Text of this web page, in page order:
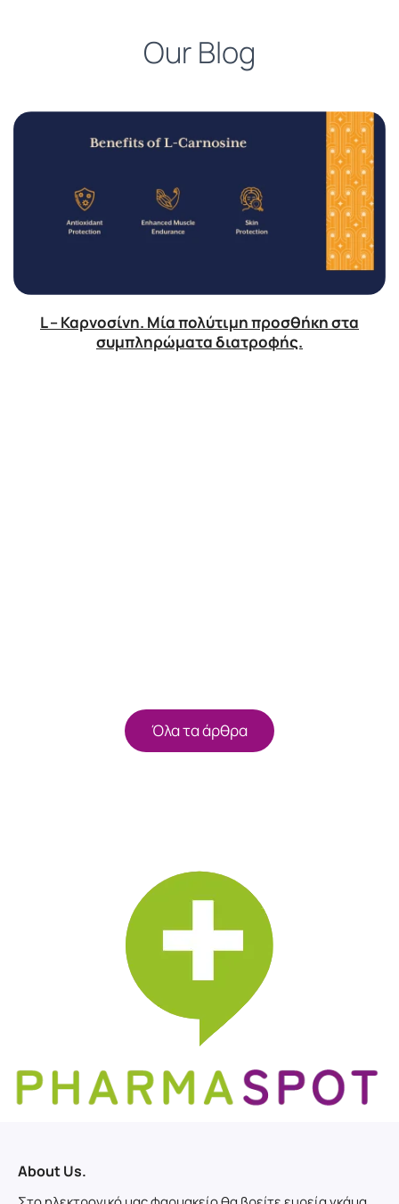
Our Blog
L – Καρνοσίνη. Μία πολύτιμη προσθήκη στα
συμπληρώματα διατροφής.
Όλα τα άρθρα
About Us.